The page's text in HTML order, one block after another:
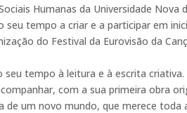
Humanas da Universidade Nova
tempo a criar e a participar em
do Festival da Eurovisão da
tempo à leitura e à escrita
com a sua primeira obra
um novo mundo, que merece toda